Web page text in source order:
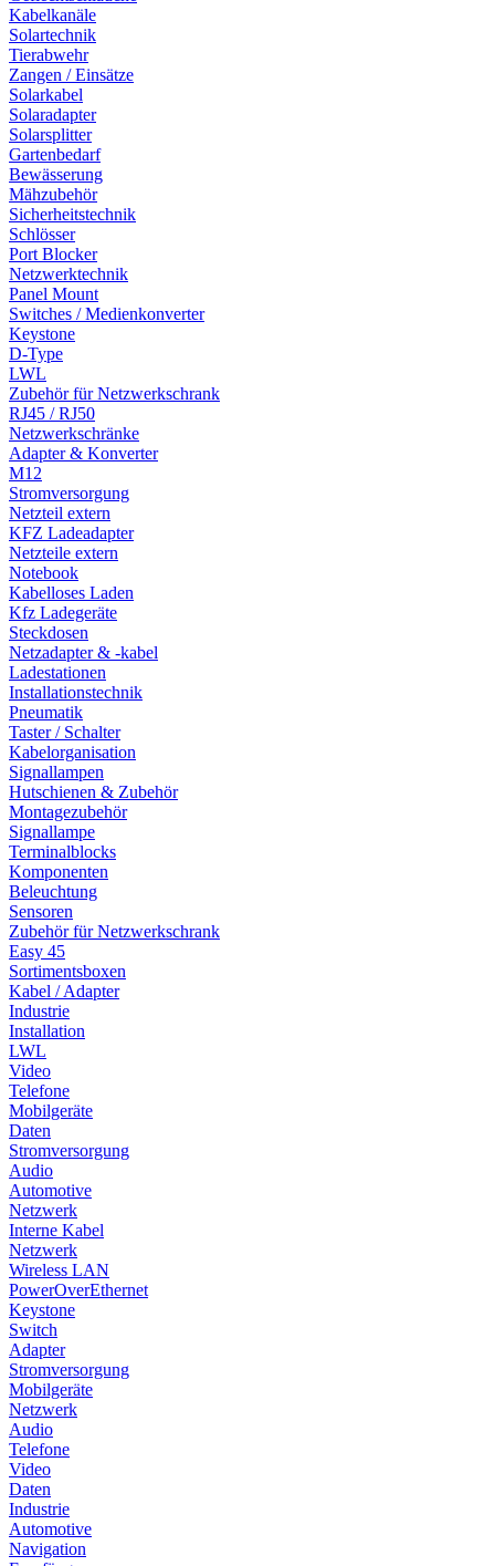
Kabelkanäle
Solartechnik
Tierabwehr
Zangen / Einsätze
Solarkabel
Solaradapter
Solarsplitter
Gartenbedarf
Bewässerung
Mähzubehör
Sicherheitstechnik
Schlösser
Port Blocker
Netzwerktechnik
Panel Mount
Switches / Medienkonverter
Keystone
D-Type
LWL
Zubehör für Netzwerkschrank
RJ45 / RJ50
Netzwerkschränke
Adapter & Konverter
M12
Stromversorgung
Netzteil extern
KFZ Ladeadapter
Netzteile extern
Notebook
Kabelloses Laden
Kfz Ladegeräte
Steckdosen
Netzadapter & -kabel
Ladestationen
Installationstechnik
Pneumatik
Taster / Schalter
Kabelorganisation
Signallampen
Hutschienen & Zubehör
Montagezubehör
Signallampe
Terminalblocks
Komponenten
Beleuchtung
Sensoren
Zubehör für Netzwerkschrank
Easy 45
Sortimentsboxen
Kabel / Adapter
Industrie
Installation
LWL
Video
Telefone
Mobilgeräte
Daten
Stromversorgung
Audio
Automotive
Netzwerk
Interne Kabel
Netzwerk
Wireless LAN
PowerOverEthernet
Keystone
Switch
Adapter
Stromversorgung
Mobilgeräte
Netzwerk
Audio
Telefone
Video
Daten
Industrie
Automotive
Navigation